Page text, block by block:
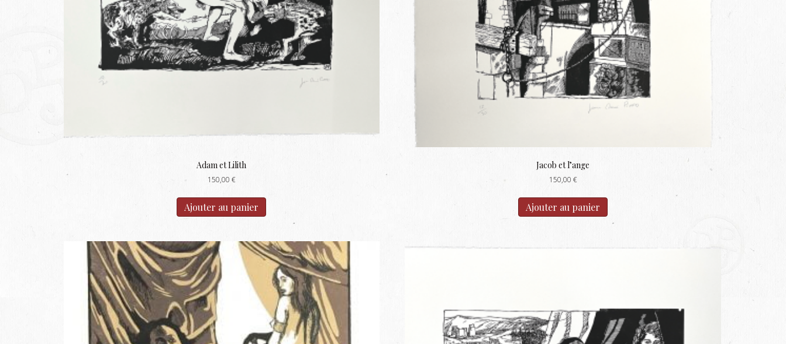
Adam et Lilith
150,00 €
Ajouter au panier
Jacob et l’ange
150,00 €
Ajouter au panier